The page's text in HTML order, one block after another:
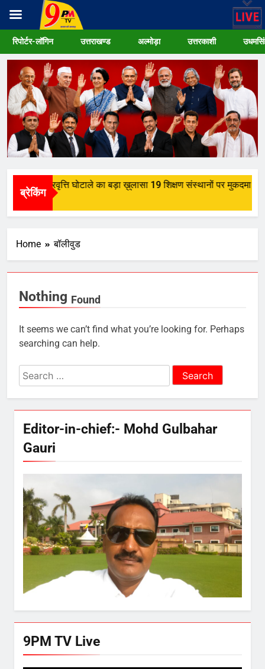
Skip
content
रिपोर्टर-लॉगिन उत्तराखण्ड अल्मोड़ा उत्तरकाशी
ब्रेकिंग
में छात्रवृत्ति घोटाले का बड़ा ख़ुलासा 19 शिक्षण संस्थानों पर मुकदमा दर्ज
Weeks Ago
Home बॉलीवुड
Nothing Found
It seems we can’t find what you’re looking for. Perhaps
searching can help.
Search
for:
Editor-in-chief:- Mohd Gulbahar
Gauri
9PM TV Live